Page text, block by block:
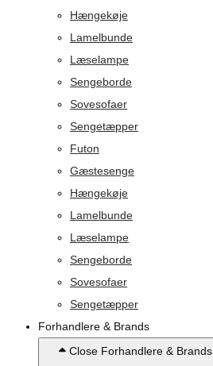
Hængekøje
Lamelbunde
Læselampe
Sengeborde
Sovesofaer
Sengetæpper
Futon
Gæstesenge
Hængekøje
Lamelbunde
Læselampe
Sengeborde
Sovesofaer
Sengetæpper
Forhandlere & Brands
Close Forhandlere & Brands